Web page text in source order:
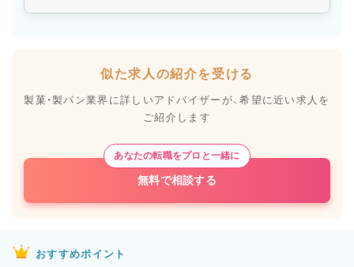
似た求人の紹介を受ける
製菓・製パン業界に詳しいアドバイザーが、希望に近い求人を
ご紹介します
あなたの転職をプロと一緒に
無料で相談する
おすすめポイント